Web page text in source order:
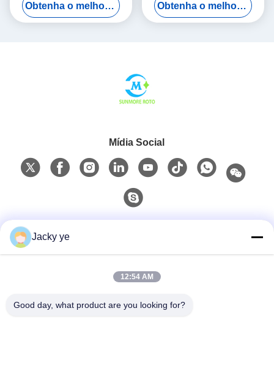
baixa moldada por rotação
LLDPE
Obtenha o melhor preço
industriais
Obtenha o melhor preço
Mídia Social
0086-15967190727
Jacky ye
12:54 AM
Good day, what product are you looking for?